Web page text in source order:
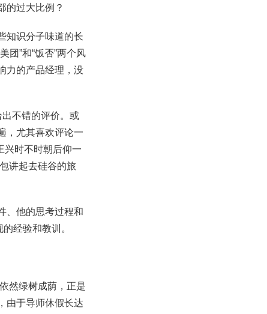
的过大比例？
知识分子味道的长
团”和“饭否”两个风
力的产品经理，没
不错的评价。或
，尤其喜欢评论一
兴时不时朝后仰一
讲起去硅谷的旅
、他的思考过程和
经验和教训。
然绿树成荫，正是
由于导师休假长达